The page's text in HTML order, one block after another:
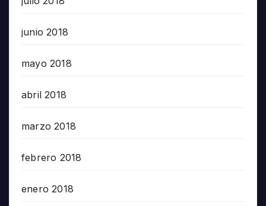
junio 2018
mayo 2018
abril 2018
marzo 2018
febrero 2018
enero 2018